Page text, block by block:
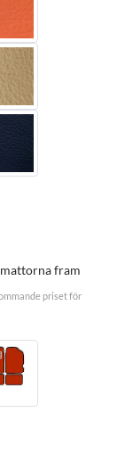
fram
priset för